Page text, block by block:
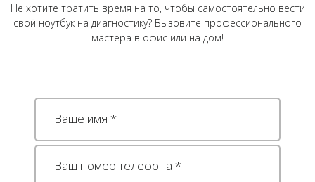
Не хотите тратить время на то, чтобы самостоятельно вести
свой ноутбук на диагностику? Вызовите профессионального
мастера в офис или на дом!